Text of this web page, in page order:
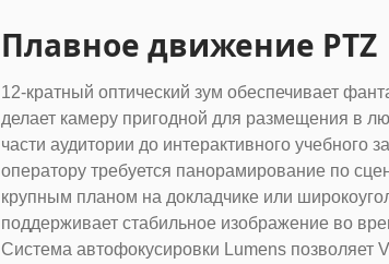
Плавное движение PTZ
12-кратный оптический зум обеспечивает
делает камеру пригодной для размещения в
части аудитории до интерактивного учебного
оператору требуется панорамирование по
крупным планом на докладчике или
поддерживает стабильное изображение во
Система автофокусировки Lumens позволяет